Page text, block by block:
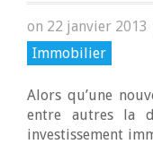
on 22 janvier 2013
Immobilier
Alors qu’une
entre autres la
investissement